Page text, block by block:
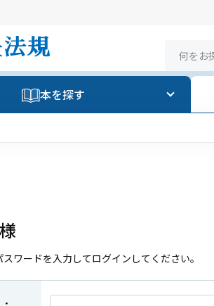
本を探す
ワードを入力してログインしてください。